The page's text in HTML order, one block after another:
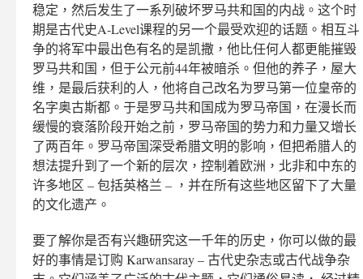
稳定，然后发生了一系列破坏罗马共和国的内战。这个时
期是古代史A-Level课程的另一个最受欢迎的话题。相互斗
争的将军中最出色有名的是凯撒，他比任何人都更能摧毁
罗马共和国，但于公元前44年被暗杀。但他的养子，屋大
维，是最后获利的人，他将自己改名为罗马第一位皇帝的
名字奥古斯都。于是罗马共和国成为罗马帝国，在漫长而
缓慢的衰落阶段开始之前，罗马帝国的势力和力量又增长
了两百年。罗马帝国深受希腊文明的影响，但把希腊人的
想法提升到了一个新的层次，控制着欧洲，北非和中东的
许多地区 – 包括英格兰 – ，并在所有这些地区留下了大量
的文化遗产。
要了解你是否有兴趣研究这一千年的历史，你可以做的最
好的事情是订购 Karwansaray – 古代史杂志或古代战争杂